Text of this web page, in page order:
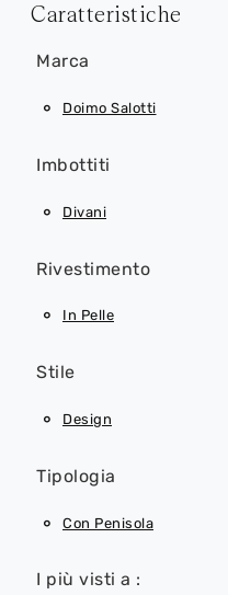
Caratteristiche
Marca
Doimo Salotti
Imbottiti
Divani
Rivestimento
In Pelle
Stile
Design
Tipologia
Con Penisola
I più visti a :